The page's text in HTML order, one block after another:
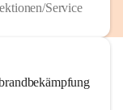
Service